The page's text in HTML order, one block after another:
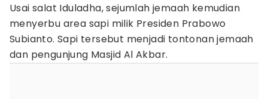
Usai salat Iduladha, sejumlah jemaah kemudian
menyerbu area sapi milik Presiden Prabowo
Subianto. Sapi tersebut menjadi tontonan jemaah
dan pengunjung Masjid Al Akbar.